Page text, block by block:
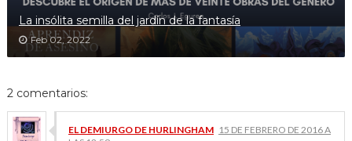
La insólita semilla del jardín de la fantasía
Feb 02, 2022
2 comentarios:
EL DEMIURGO DE HURLINGHAM 15 DE FEBRERO DE 2016 A